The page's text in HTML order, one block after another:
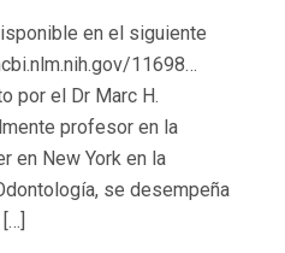
en el siguiente
11698…
por el Dr Marc H.
profesor en la
en New York en la
se desempeña